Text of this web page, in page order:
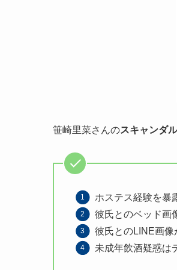
笹崎里菜さんのスキャンダ
ホステス経験を暴
彼氏とのベッド画
彼氏とのLINE画像
未成年飲酒疑惑は